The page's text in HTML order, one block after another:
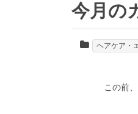
今月の
ヘアケア・
この前